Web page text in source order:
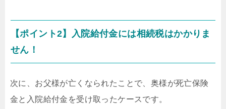
【ポイント2】入院給付金には相続税はかかりま
せん！
次に、お父様が亡くなられたことで、奥様が死亡保険
金と入院給付金を受け取ったケースです。